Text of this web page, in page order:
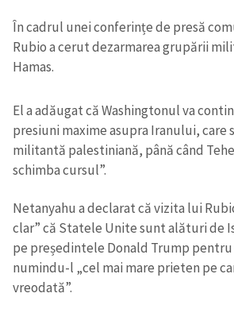
În cadrul unei conferințe de presă
Rubio a cerut dezarmarea grupării
Hamas.
El a adăugat că Washingtonul va
presiuni maxime asupra Iranului, care
militantă palestiniană, până când
schimba cursul”.
Netanyahu a declarat că vizita lui
clar” că Statele Unite sunt alături de
pe președintele Donald Trump
numindu-l „cel mai mare prieten pe
vreodată”.